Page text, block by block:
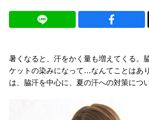
暑くなると、汗をかく量も増えてくる。
ケットの染みになって…なんてことはあ
は、脇汗を中心に、夏の汗への対策につ